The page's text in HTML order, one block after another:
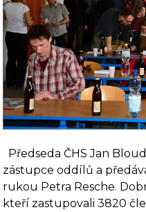
Předseda ČHS Jan
zástupce oddílů a
rukou Petra Resche.
kteří zastupovali 3820